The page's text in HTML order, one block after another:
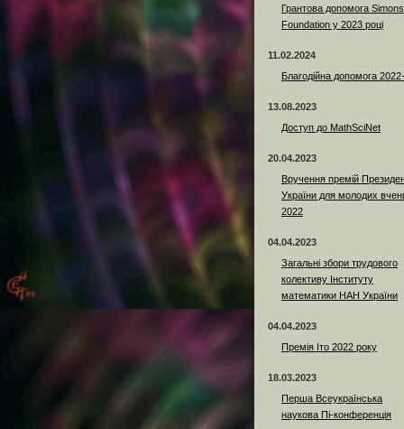
Грантова допомога Simons
Foundation у 2023 році
11.02.2024
Благодійна допомога
13.08.2023
Доступ до MathSciNet
20.04.2023
Вручення премій
України для молодих
2022
04.04.2023
Загальні збори трудового
колективу Інституту
математики НАН України
04.04.2023
Премія Іто 2022 року
18.03.2023
Перша Всеукраїнська
наукова Пі-конференція